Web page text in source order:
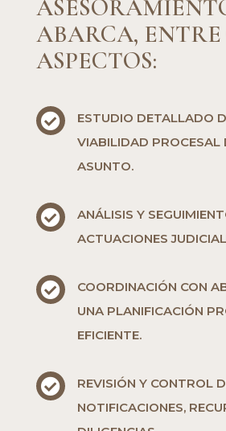
ABARCA, ENTRE
ASPECTOS:

ESTUDIO DETALLADO
VIABILIDAD PROCESAL
ASUNTO.

ANÁLISIS Y
ACTUACIONES

COORDINACIÓN CON
UNA PLANIFICACIÓN
EFICIENTE.

REVISIÓN Y CONTROL
NOTIFICACIONES,